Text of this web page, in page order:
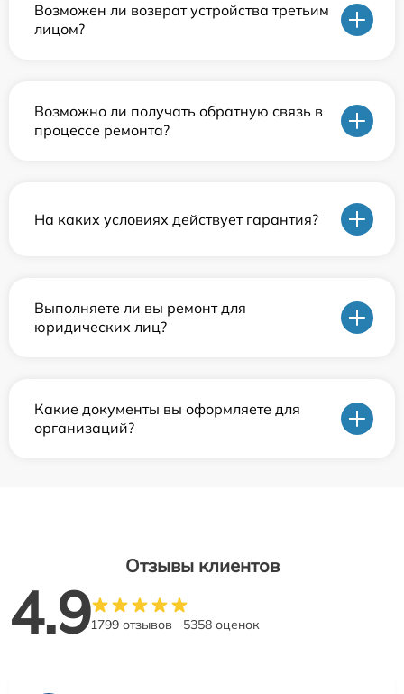
Возможен ли возврат устройства третьим
лицом?
Возможно ли получать обратную связь в
процессе ремонта?
На каких условиях действует гарантия?
Выполняете ли вы ремонт для
юридических лиц?
Какие документы вы оформляете для
организаций?
Отзывы клиентов
4.91799 отзывов 5358 оценок